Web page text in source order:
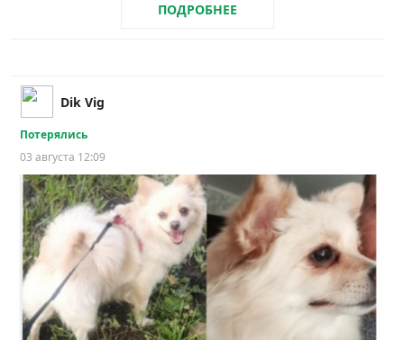
ПОДРОБНЕЕ
Dik Vig
Потерялись
03 августа 12:09